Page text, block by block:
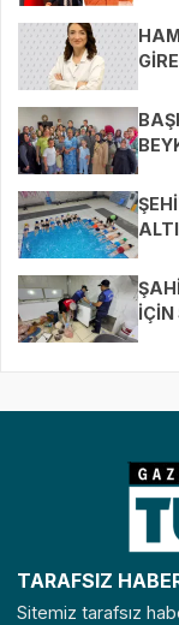
İÇİN
TARAFSIZ
Sitemiz tarafsız